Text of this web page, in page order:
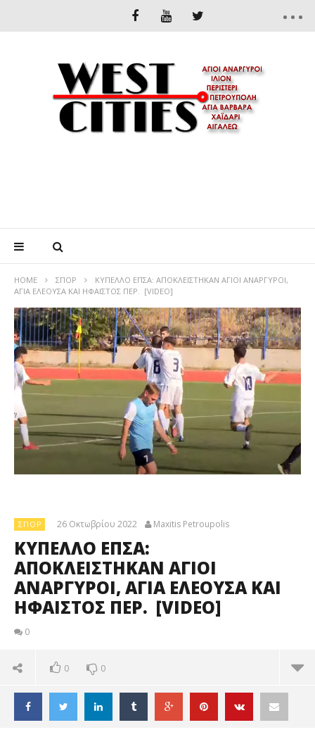
HOME ΣΠΟΡ
ΚΥΠΕΛΛΟ ΕΠΣΑ: ΑΠΟΚΛΕΙΣΤΗΚΑΝ ΑΓΙΟΙ ΑΝΑΡΓΥΡΟΙ,
ΑΓΙΑ ΕΛΕΟΥΣΑ ΚΑΙ ΗΦΑΙΣΤΟΣ ΠΕΡ. [VIDEO]
ΣΠΟΡ 26 Οκτωβρίου 2022 Maxitis Petroupolis
ΚΥΠΕΛΛΟ ΕΠΣΑ:
ΑΠΟΚΛΕΙΣΤΗΚΑΝ ΑΓΙΟΙ
ΑΝΑΡΓΥΡΟΙ, ΑΓΙΑ ΕΛΕΟΥΣΑ ΚΑΙ
ΗΦΑΙΣΤΟΣ ΠΕΡ. [VIDEO]
0
0 0